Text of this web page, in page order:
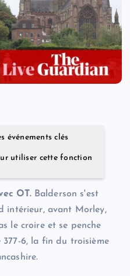
événements clés
utiliser cette fonction
OT. Balderson s'est
intérieur, avant Morley,
le croire et se penche
6, la fin du troisième